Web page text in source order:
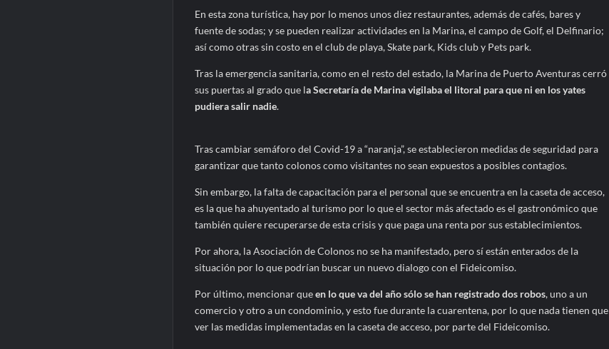
En esta zona turística, hay por lo menos unos diez restaurantes, además de cafés, bares y
fuente de sodas; y se pueden realizar actividades en la Marina, el campo de Golf, el Delfinario;
así como otras sin costo en el club de playa, Skate park, Kids club y Pets park.
Tras la emergencia sanitaria, como en el resto del estado, la Marina de Puerto Aventuras cerró
sus puertas al grado que la Secretaría de Marina vigilaba el litoral para que ni en los yates
pudiera salir nadie.
Tras cambiar semáforo del Covid-19 a “naranja”, se establecieron medidas de seguridad para
garantizar que tanto colonos como visitantes no sean expuestos a posibles contagios.
Sin embargo, la falta de capacitación para el personal que se encuentra en la caseta de acceso,
es la que ha ahuyentado al turismo por lo que el sector más afectado es el gastronómico que
también quiere recuperarse de esta crisis y que paga una renta por sus establecimientos.
Por ahora, la Asociación de Colonos no se ha manifestado, pero sí están enterados de la
situación por lo que podrían buscar un nuevo dialogo con el Fideicomiso.
Por último, mencionar queen lo que va del año sólo se han registrado dos robos, uno a un
comercio y otro a un condominio, y esto fue durante la cuarentena, por lo que nada tienen que
ver las medidas implementadas en la caseta de acceso, por parte del Fideicomiso.